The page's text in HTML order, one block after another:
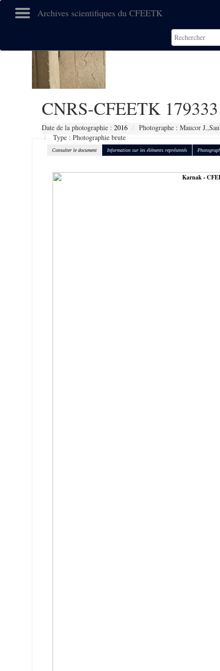
Archives scientifiques du CFEETK
CNRS-CFEETK 179333
Date de la photographie : 2016
Photographe : Maucor
Type : Photographie brute
Consulter le document Information sur les éléments représentés